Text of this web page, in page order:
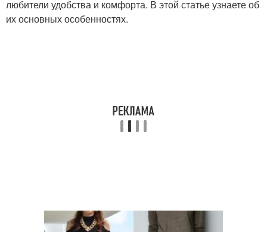
любители удобства и комфорта. В этой статье узнаете об
их основных особенностях.